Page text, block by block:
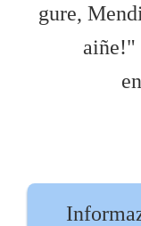
gure,
aiñe!"